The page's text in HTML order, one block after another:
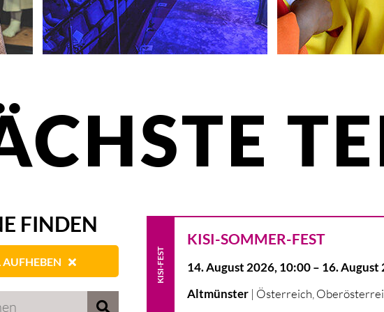
Team Fit & Dance
Online-Gebet
KISI-Musical-
KISI Musical
KISI-Feste KISI-Fest
KISI-Sommer-Fest
KISI einladen
FINDEN
KISI-FEST
KISI-SOMMER-FEST
14.August 2026, 10:00 – 16.August
Altmünster | Österreich